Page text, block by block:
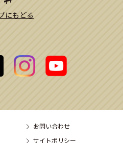
にもどる
お問い合わせ
サイトポリシー